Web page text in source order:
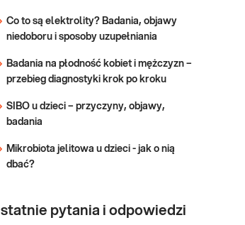
dla dziecka, zrealizuj je w
punkcie przyjaznym
sprawdź PUNKTY
PRZYJAZNE DZIECIOM.
Sprawdź
Co to są elektrolity? Badania, objawy
niedoboru i sposoby uzupełniania
Badania na płodność kobiet i mężczyzn –
przebieg diagnostyki krok po kroku
SIBO u dzieci – przyczyny, objawy,
badania
Mikrobiota jelitowa u dzieci - jak o nią
dbać?
pytania i odpowiedzi